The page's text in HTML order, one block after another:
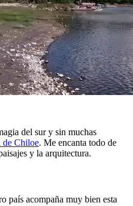
del sur y sin muchas
de Chiloe. Me encanta todo de
y la arquitectura.
país acompaña muy bien esta